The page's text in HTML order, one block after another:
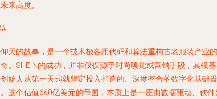
来高度。
天的故事，是一个技术极客用代码和算法重构古老服装产业的
。SHEIN的成功，并非仅仅源于时尚嗅觉或营销手段，其根
始人从第一天起就坚定投入打造的、深度整合的数字化基础设
这个估值660亿美元的帝国，本质上是一座由数据驱动、软件